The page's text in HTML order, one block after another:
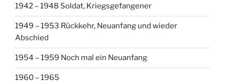
1942 – 1948 Soldat, Kriegsgefangener
1949 – 1953 Rückkehr, Neuanfang und wieder
Abschied
1954 – 1959 Noch mal ein Neuanfang
1960 – 1965